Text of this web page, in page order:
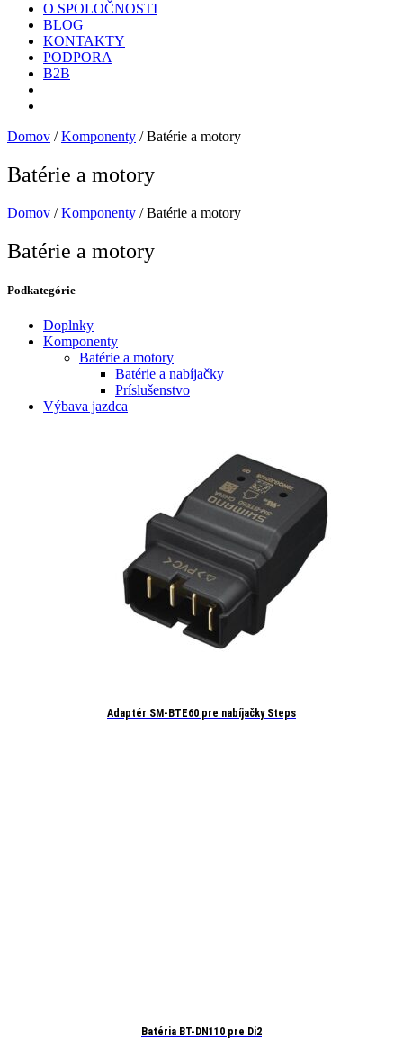
O SPOLOČNOSTI
BLOG
KONTAKTY
PODPORA
B2B
Domov /Komponenty / Batérie a motory
Batérie a motory
Domov /Komponenty / Batérie a motory
Batérie a motory
Podkategórie​
Doplnky
Komponenty
Batérie a motory
Batérie a nabíjačky
Príslušenstvo
Výbava jazdca
Adaptér SM-BTE60 pre nabíjačky Steps
Batéria BT-DN110 pre Di2